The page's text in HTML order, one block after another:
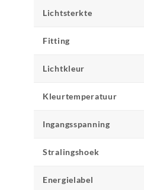
Lichtsterkte
Fitting
Lichtkleur
Kleurtemperatuur
Ingangsspanning
Stralingshoek
Energielabel